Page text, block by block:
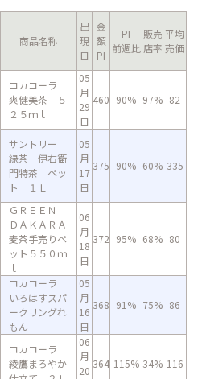
商品名称
出
現
日
金
額
PI
PI
前週比
販売
店率
平均
売価
コカコーラ
爽健美茶 ５
２５ｍｌ
05
月
29
日
460 90% 97% 82
サントリー
緑茶 伊右衛
門特茶 ペッ
ト １Ｌ
05
月
17
日
375 90% 60% 335
ＧＲＥＥＮ
ＤＡＫＡＲＡ
麦茶手売りペ
ット５５０ｍ
ｌ
06
月
18
日
372 95% 68% 80
コカコーラ
いろはすスパ
ークリングれ
もん
05
月
16
日
368 91% 75% 86
コカコーラ
綾鷹まろやか
06
月
20
364 115% 34% 116